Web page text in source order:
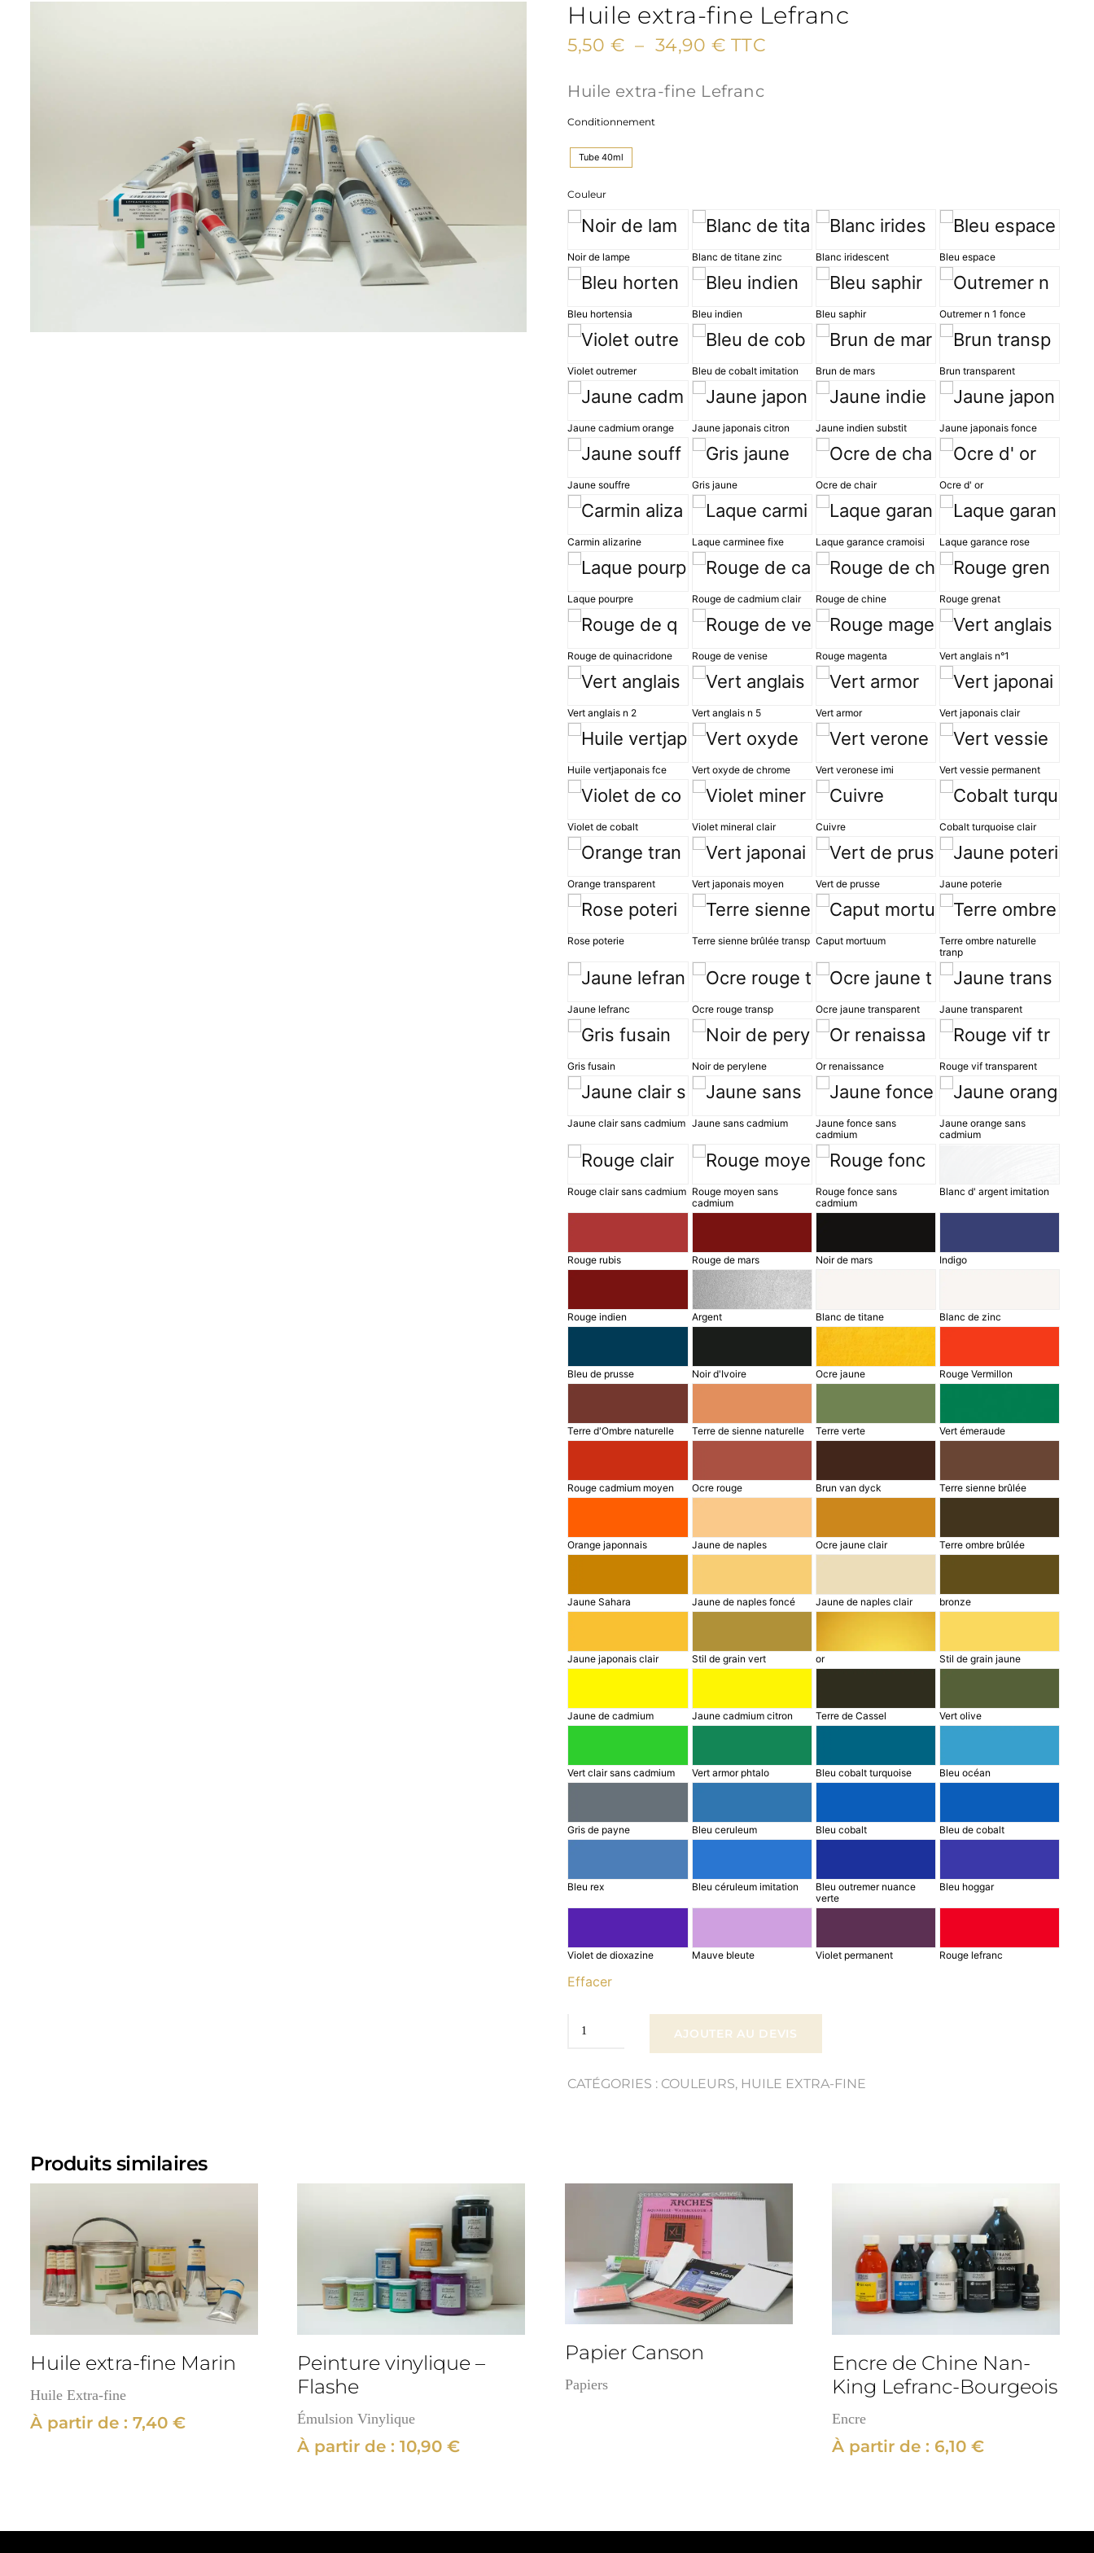
Huile extra-fine Lefranc
5,50 € – 34,90 €Plage
TTC
Huile extra-fine Lefranc
Conditionnement
Tube 40ml
Couleur
Noir de lampe Blanc de titane zinc Blanc iridescent Bleu espace
Bleu hortensia Bleu indien Bleu saphir Outremer n 1 fonce
Violet outremer Bleu de cobalt imitation Brun de mars Brun transparent
Jaune cadmium orange Jaune japonais citron Jaune indien substit Jaune japonais fonce
Jaune souffre Gris jaune Ocre de chair Ocre d' or
Carmin alizarine Laque carminee fixe Laque garance cramoisi Laque garance rose
Laque pourpre Rouge de cadmium clair Rouge de chine Rouge grenat
Rouge de quinacridone Rouge de venise Rouge magenta Vert anglais n°1
Vert anglais n 2 Vert anglais n 5 Vert armor Vert japonais clair
Huile vertjaponais fce Vert oxyde de chrome Vert veronese imi Vert vessie permanent
Violet de cobalt Violet mineral clair Cuivre Cobalt turquoise clair
Orange transparent Vert japonais moyen Vert de prusse Jaune poterie
Rose poterie Terre sienne brûlée transp Caput mortuum
Terre ombre naturelle
tranp
Jaune lefranc Ocre rouge transp Ocre jaune transparent Jaune transparent
Gris fusain Noir de perylene Or renaissance Rouge vif transparent
Jaune clair sans cadmium Jaune sans cadmium
Jaune fonce sans
cadmium
Jaune orange sans
cadmium
Rouge clair sans cadmium Rouge moyen sans
cadmium
Rouge fonce sans
cadmium
Blanc d' argent imitation
Rouge rubis Rouge de mars Noir de mars Indigo
Rouge indien Argent Blanc de titane Blanc de zinc
Bleu de prusse Noir d'Ivoire Ocre jaune Rouge Vermillon
Terre d'Ombre naturelle Terre de sienne naturelle Terre verte Vert émeraude
Rouge cadmium moyen Ocre rouge Brun van dyck Terre sienne brûlée
Orange japonnais Jaune de naples Ocre jaune clair Terre ombre brûlée
Jaune Sahara Jaune de naples foncé Jaune de naples clair bronze
Jaune japonais clair Stil de grain vert or Stil de grain jaune
Jaune de cadmium Jaune cadmium citron Terre de Cassel Vert olive
Vert clair sans cadmium Vert armor phtalo Bleu cobalt turquoise Bleu océan
Gris de payne Bleu ceruleum Bleu cobalt Bleu de cobalt
Bleu rex Bleu céruleum imitation
Bleu outremer nuance
verte
Bleu hoggar
Violet de dioxazine Mauve bleute Violet permanent Rouge lefranc
Effacer
quantité
Huile
Lefranc
AJOUTER AU DEVIS
CATÉGORIES : COULEURS, HUILE EXTRA-FINE
Produits similaires
Huile extra-fine Marin
Huile Extra-fine
À partir de : 7,40 €
Peinture vinylique –
Flashe
Émulsion Vinylique
À partir de :10,90€
Papier Canson
Papiers
Encre de Chine Nan-
King Lefranc-Bourgeois
Encre
À partir de : 6,10 €